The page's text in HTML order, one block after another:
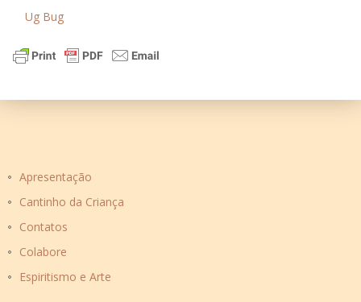
Ug Bug
Apresentação
Cantinho da Criança
Contatos
Colabore
Espiritismo e Arte